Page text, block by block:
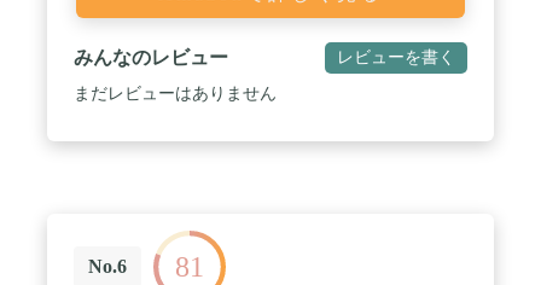
みんなのレビュー レビューを書く
まだレビューはありません
No.6 81